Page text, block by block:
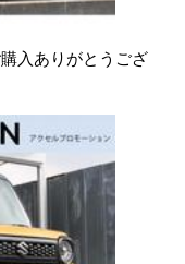
入ありがとうござ